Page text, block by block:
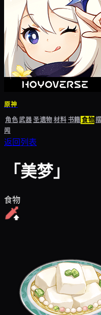
原神
角色武器圣遗物材料书籍食物
闻
返回列表
「美梦」
食物